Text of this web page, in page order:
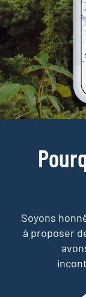
Soyons
à proposer